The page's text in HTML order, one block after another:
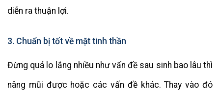
diễn ra thuận lợi.
3. Chuẩn bị tốt về mặt tinh thần
Đừng quá lo lắng nhiều như vấn đề sau sinh bao lâu thì
nâng mũi được hoặc các vấn đề khác. Thay vào đó